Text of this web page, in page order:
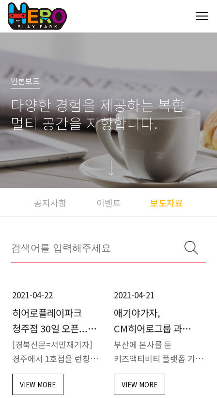
언론보도
다양한 경험을 제공하는 복합
멀티 공간을 지향합니다.
공지사항 이벤트 보도자료
2021-04-22
히어로플레이파크
청주점 30일 오픈...
아이들 성지 키즈파크·
동물원 콜라보
[경북신문=서민재기자]
경주에서 1호점을 런칭한
히어로플레이파크
청주점이 이달 30일
VIEW MORE
2021-04-21
애기야가자,
CM히어로그룹 과
업무협약 체결...
인프라-플랫폼 결합
마케팅 제휴로 '시너지'
기대
부산에 본사를 둔
키즈액티비티 플랫폼 기업
애기야가자는 국내 최초
체험형 가족테마파크
VIEW MORE